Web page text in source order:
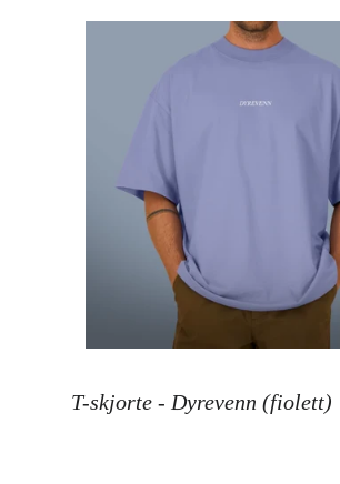
T-skjorte - Dyrevenn (fiolett)